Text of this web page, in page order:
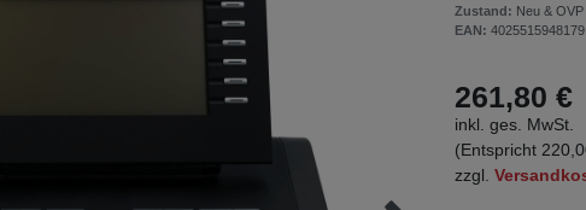
Zustand: Neu & OVP
EAN: 4025515948179
261,80 €
inkl. ges. MwSt.
(Entspricht
zzgl.